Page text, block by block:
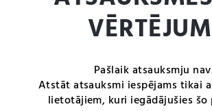
Pašlaik atsauksmju
Atstāt atsauksmi iespējams tikai
lietotājiem, kuri iegādājušies